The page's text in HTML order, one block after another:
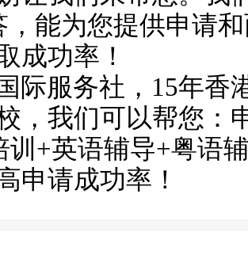
，能为您提供申请
成功率！
际服务社，15年香
，我们可以帮您：
训+英语辅导+粤语
申请成功率！